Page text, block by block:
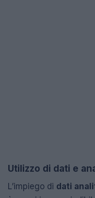
Utilizzo di dati e
L’impiego di dati